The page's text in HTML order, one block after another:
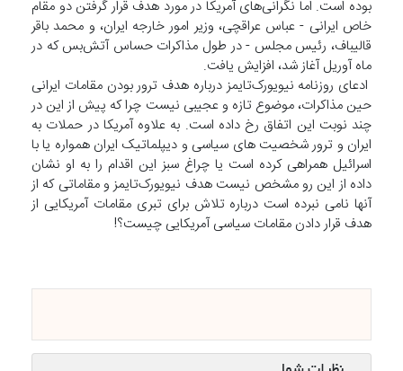
بوده است. اما نگرانی‌های آمریکا در مورد هدف قرار گرفتن دو مقام
خاص ایرانی - عباس عراقچی، وزیر امور خارجه ایران، و محمد باقر
قالیباف، رئیس مجلس - در طول مذاکرات حساس آتش‌بس که در
ماه آوریل آغاز شد، افزایش یافت.
ادعای روزنامه نیویورک‌تایمز درباره هدف ترور بودن مقامات ایرانی
حین مذاکرات، موضوع تازه و عجیبی نیست چرا که پیش از این در
چند نوبت این اتفاق رخ داده است. به علاوه آمریکا در حملات به
ایران و ترور شخصیت های سیاسی و دیپلماتیک ایران همواره یا با
اسرائیل همراهی کرده است یا چراغ سبز این اقدام را به او نشان
داده از این رو مشخص نیست هدف نیویورک‌تایمز و مقاماتی که از
آنها نامی نبرده است درباره تلاش برای تبری مقامات آمریکایی از
هدف قرار دادن مقامات سیاسی آمریکایی چیست؟!